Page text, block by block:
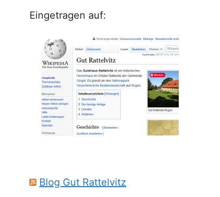
Eingetragen auf:
Blog Gut Rattelvitz